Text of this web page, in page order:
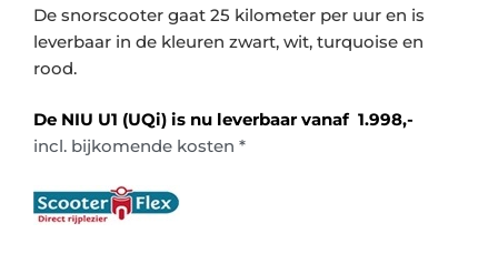
De snorscooter gaat 25 kilometer per uur en is
leverbaar in de kleuren zwart, wit, turquoise en
rood.
De NIU U1 (UQi) is nu leverbaar vanaf 1.998,-
incl. bijkomende kosten *